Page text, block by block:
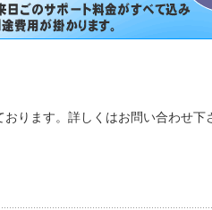
ります。詳しくはお問い合わせ下